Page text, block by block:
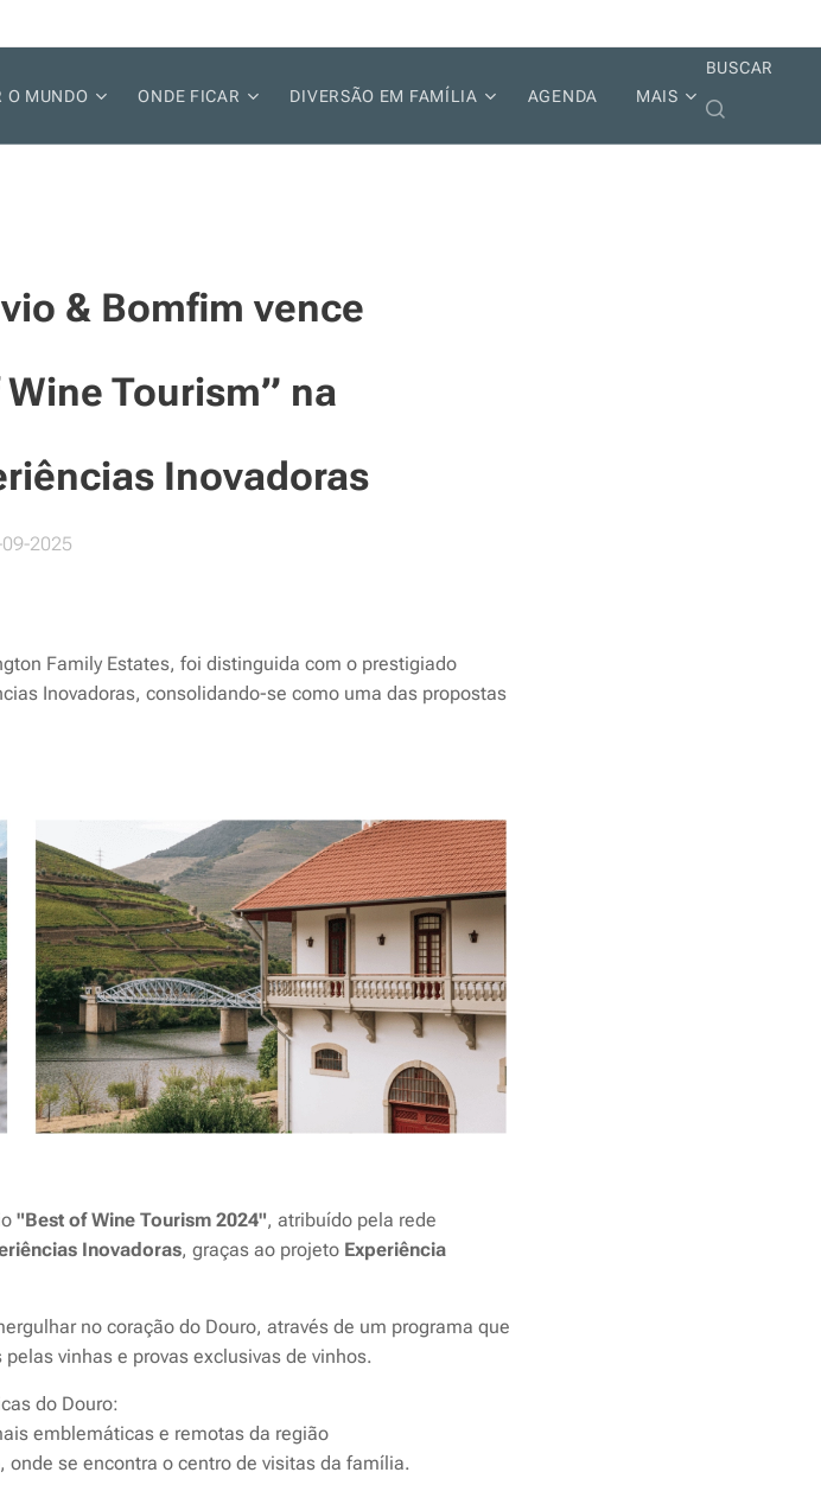
O MUNDO ONDE FICAR DIVERSÃO EM FAMÍLIA AGENDA MAIS
BUSCAR
& Bomfim vence
Tourism” na
Inovadoras
2025
Family Estates, foi distinguida com o prestigiado
Inovadoras, consolidando-se como uma das propostas
"Best of Wine Tourism 2024", atribuído pela rede
Inovadoras, graças ao projeto Experiência
no coração do Douro, através de um programa que
vinhas e provas exclusivas de vinhos.
do Douro:
emblemáticas e remotas da região
onde se encontra o centro de visitas da família.